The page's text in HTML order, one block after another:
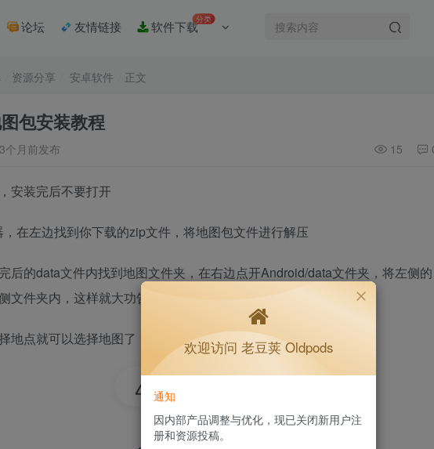
论坛 友情链接 软件下载分类
资源分享 安卓软件 正文
包安装教程
3个月前发布 15
安装完后不要打开
在左边找到你下载的zip文件，将地图包文件进行解压
后的data文件内找到地图文件夹，在右边点开Android/data文件夹，将左侧的
文件夹内，这样就大功告成了
地点就可以选择地图了
2人已评分
欢迎访问 老豆荚 Oldpods
通知
因内部产品调整与优化，现已关闭新用户注
册和资源投稿。